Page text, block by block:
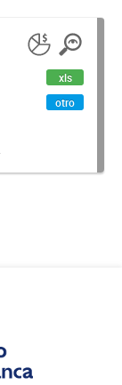
xls
otro